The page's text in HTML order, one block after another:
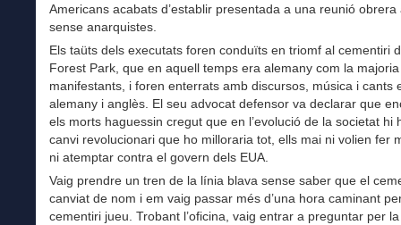
Americans acabats d’establir presentada a una reunió obrera
sense anarquistes.
Els taüts dels executats foren conduïts en triomf al cementiri
Forest Park, que en aquell temps era alemany com la
manifestants, i foren enterrats amb discursos, música i cants
alemany i anglès. El seu advocat defensor va declarar que
els morts haguessin cregut que en l’evolució de la societat hi
canvi revolucionari que ho milloraria tot, ells mai ni volien fer
ni atemptar contra el govern dels EUA.
Vaig prendre un tren de la línia blava sense saber que el
canviat de nom i em vaig passar més d’una hora caminant
cementiri jueu. Trobant l’oficina, vaig entrar a preguntar per